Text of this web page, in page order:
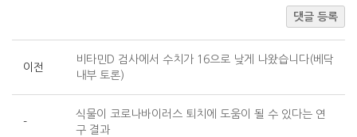
댓글 등록
이전
비타민D 검사에서 수치가 16으로 낮게 나왔습니다(베닥
내부 토론)
-
식물이 코로나바이러스 퇴치에 도움이 될 수 있다는 연
구 결과